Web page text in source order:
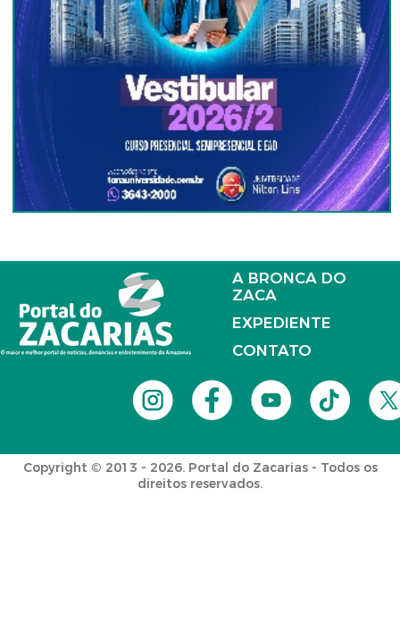
A BRONCA DO
ZACA
EXPEDIENTE
CONTATO
Copyright © 2013 - 2026. Portal do Zacarias - Todos os
direitos reservados.